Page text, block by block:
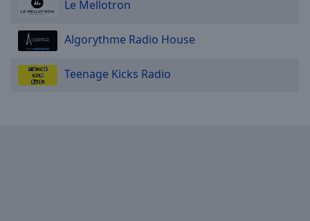
Hotmix Insomnia INT
Hotmix Live INT
Hotmixradio Love
Hotmix New INT
Le Mellotron
Algorythme Radio House
Teenage Kicks Radio